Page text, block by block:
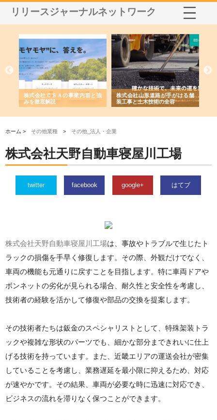
リリースジャーナルネットワーク
株式会社ＣＳＡの事業内容と強
みを徹底解説
株式会社山形道路が手がける舗
装工事と土木技術の全容
ホーム > その他業種 > その他_法人・企業
株式会社天野自動車寝屋川工場
twitter facebook google+ はてブ
株式会社天野自動車寝屋川工場は、事故やトラブルで生じたト
ラックの損傷を手早く修復します。その際、外観だけでなく、
車両の機能も元通りに戻すことを目指します。特に車両ドアや
ボンネットの劣化が見られる場合、耐久性と安全性を考慮し、
技術者の経験を活かして修復や部品の交換を提案します。
その技術者たちは鈑金のスペシャリストとして、特殊架装トラ
ックや複雑な形状のパーツでも、細かな部分まできれいに仕上
げる技術を持っています。また、近畿エリアの運送会社が密集
していることを考慮し、業務遅延を最小限に抑えるため、対応
が速やかです。その結果、車両が必要な時に迅速に対応でき、
ビジネスの流れを滞りなく保つことができます。